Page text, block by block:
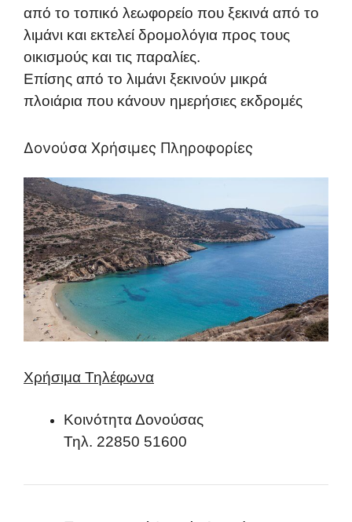
από το τοπικό λεωφορείο που ξεκινά από το
λιμάνι και εκτελεί δρομολόγια προς τους
οικισμούς και τις παραλίες.
Επίσης από το λιμάνι ξεκινούν μικρά
πλοιάρια που κάνουν ημερήσιες εκδρομές
Δονούσα Χρήσιμες Πληροφορίες
Χρήσιμα Τηλέφωνα
Κοινότητα Δονούσας
Τηλ. 22850 51600